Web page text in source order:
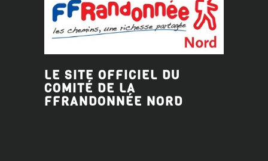
LE SITE OFFICIEL DU
COMITÉ DE LA
FFRANDONNÉE NORD